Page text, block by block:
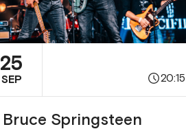
25
SEP 20:15
Bruce Springsteen